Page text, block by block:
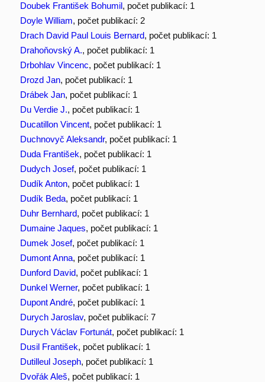
Doubek František Bohumil, počet publikací: 1
Doyle William, počet publikací: 2
Drach David Paul Louis Bernard, počet publikací: 1
Drahoňovský A., počet publikací: 1
Drbohlav Vincenc, počet publikací: 1
Drozd Jan, počet publikací: 1
Drábek Jan, počet publikací: 1
Du Verdie J., počet publikací: 1
Ducatillon Vincent, počet publikací: 1
Duchnovyč Aleksandr, počet publikací: 1
Duda František, počet publikací: 1
Dudych Josef, počet publikací: 1
Dudík Anton, počet publikací: 1
Dudík Beda, počet publikací: 1
Duhr Bernhard, počet publikací: 1
Dumaine Jaques, počet publikací: 1
Dumek Josef, počet publikací: 1
Dumont Anna, počet publikací: 1
Dunford David, počet publikací: 1
Dunkel Werner, počet publikací: 1
Dupont André, počet publikací: 1
Durych Jaroslav, počet publikací: 7
Durych Václav Fortunát, počet publikací: 1
Dusil František, počet publikací: 1
Dutilleul Joseph, počet publikací: 1
Dvořák Aleš, počet publikací: 1